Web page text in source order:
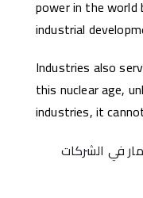
power in the world
industrial
Industries also
this nuclear age,
industries, it
في الشركات